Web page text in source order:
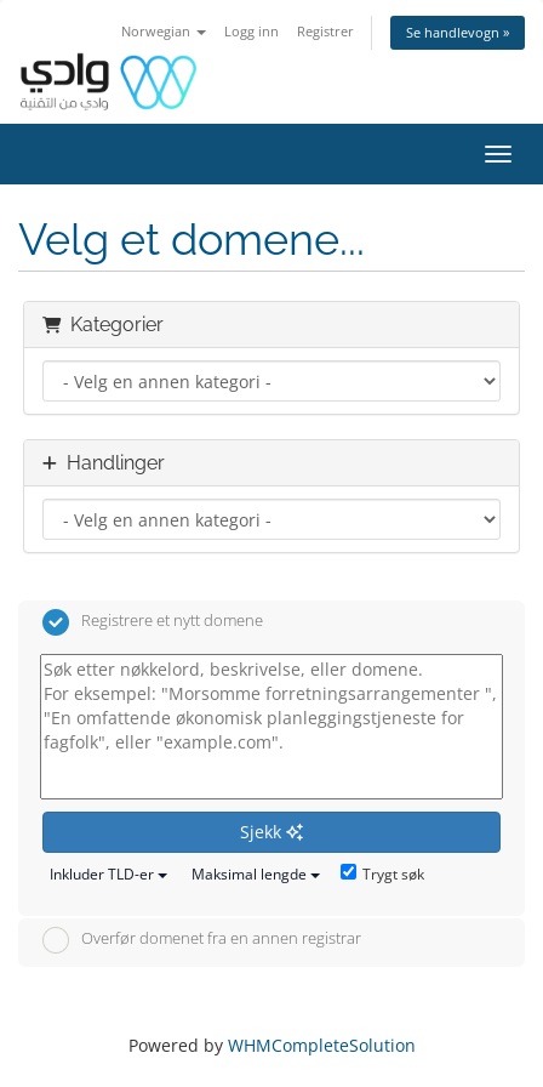
Norwegian Logg inn Registrer Se handlevogn »
Bytt
Velg et domene...
Kategorier
Handlinger
Registrere et nytt domene
Sjekk
Inkluder TLD-er Maksimal lengde Trygt søk
Overfør domenet fra en annen registrar
Powered by WHMCompleteSolution